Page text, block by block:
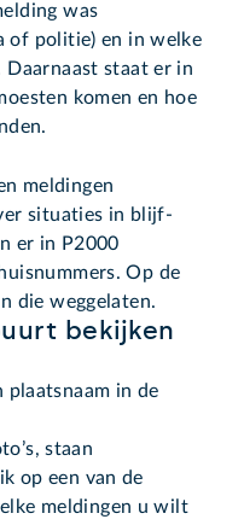
was
of politie) en in welke
Daarnaast staat er in
komen en hoe
meldingen
situaties in blijf-
er in P2000
Op de
die weggelaten.
bekijken
plaatsnaam in de
staan
op een van de
meldingen u wilt